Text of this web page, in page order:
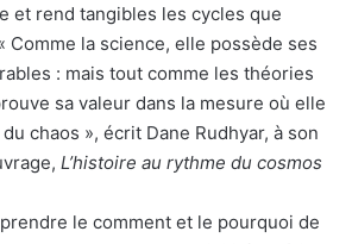
et rend tangibles les cycles que
Comme la science, elle possède ses
: mais tout comme les théories
sa valeur dans la mesure où elle
chaos », écrit Dane Rudhyar, à son
L’histoire au rythme du cosmos
le comment et le pourquoi de